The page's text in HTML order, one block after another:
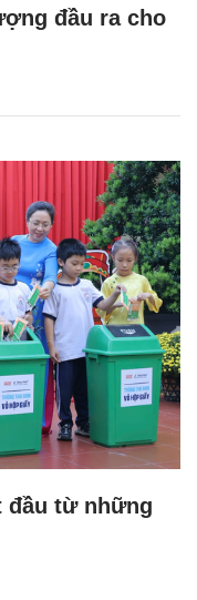
đầu ra cho
đầu từ những